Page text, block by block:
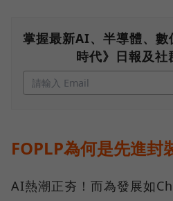
掌握最新AI、半導體、數
時代》日報及社
FOPLP為何是先進封
AI熱潮正夯！而為發展如